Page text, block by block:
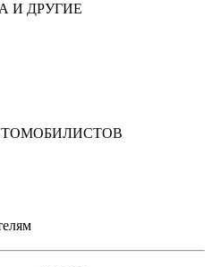
И ДРУГИЕ